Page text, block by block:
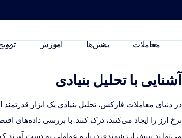
معاملات بینش‌ها آموزش
آشنایی با تحلیل بنیادی
در دنیای معاملات فارکس، تحلیل بنیادی یک ابزار
نرخ ارز را ایجاد می‌کنند، درک کنند. با بررسی داده‌های